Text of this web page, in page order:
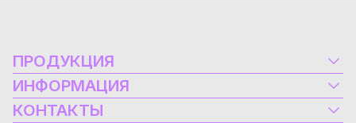
ПРОДУКЦИЯ
Электрооборудование
Альтернативная энергетика
ИНФОРМАЦИЯ
Контакты
КОНТАКТЫ